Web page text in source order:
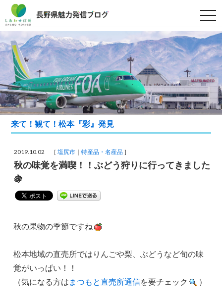
t
o
g
g
l
e
n
a
v
i
a
t
i
o
来て！観て！松本『彩』発見
2019.10.02 ［塩尻市 特産品・名産品 ］
秋の味覚を満喫！！ぶどう狩りに行ってきました
🍇
秋の果物の季節ですね
松本地域の直売所ではりんごや梨、ぶどうなど旬の味
覚がいっぱい！！
（気になる方は まつもと直売所通信を要チェック ）